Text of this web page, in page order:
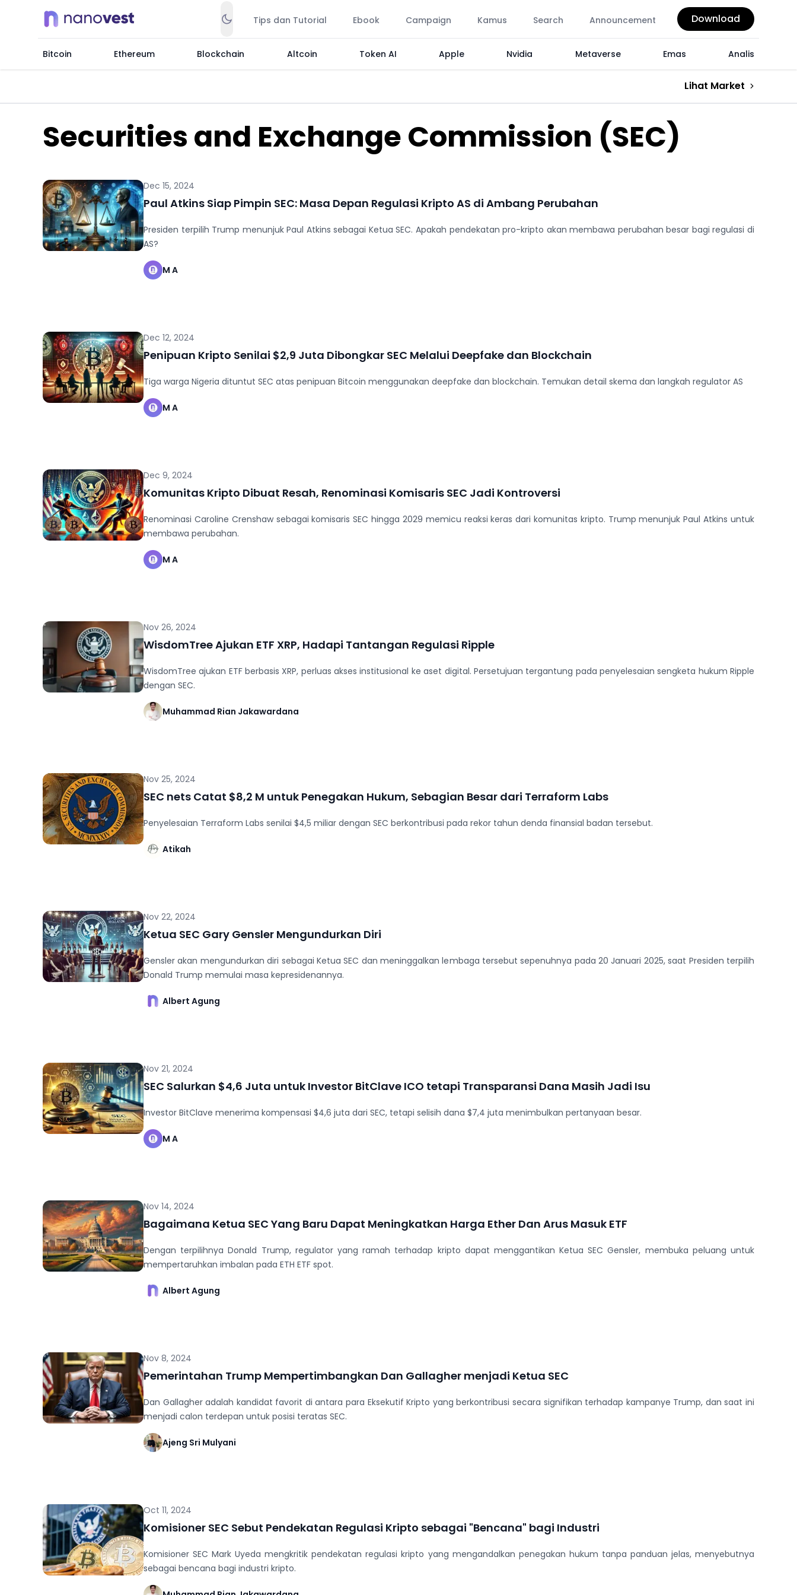
Tips dan Tutorial Ebook Campaign Kamus Search Announcement Download
Bitcoin Ethereum Blockchain Altcoin Token AI Apple Nvidia Metaverse Emas Analis
Lihat Market
Securities and Exchange Commission (SEC)
Dec 15, 2024
Paul Atkins Siap Pimpin SEC: Masa Depan Regulasi Kripto AS di Ambang Perubahan
Presiden terpilih Trump menunjuk Paul Atkins sebagai Ketua SEC. Apakah pendekatan pro-kripto akan membawa perubahan besar bagi regulasi di
AS?
M A
Dec 12, 2024
Penipuan Kripto Senilai $2,9 Juta Dibongkar SEC Melalui Deepfake dan Blockchain
Tiga warga Nigeria dituntut SEC atas penipuan Bitcoin menggunakan deepfake dan blockchain. Temukan detail skema dan langkah regulator AS
M A
Dec 9, 2024
Komunitas Kripto Dibuat Resah, Renominasi Komisaris SEC Jadi Kontroversi
Renominasi Caroline Crenshaw sebagai komisaris SEC hingga 2029 memicu reaksi keras dari komunitas kripto. Trump menunjuk Paul Atkins untuk
membawa perubahan.
M A
Nov 26, 2024
WisdomTree Ajukan ETF XRP, Hadapi Tantangan Regulasi Ripple
WisdomTree ajukan ETF berbasis XRP, perluas akses institusional ke aset digital. Persetujuan tergantung pada penyelesaian sengketa hukum Ripple
dengan SEC.
Muhammad Rian Jakawardana
Nov 25, 2024
SEC nets Catat $8,2 M untuk Penegakan Hukum, Sebagian Besar dari Terraform Labs
Penyelesaian Terraform Labs senilai $4,5 miliar dengan SEC berkontribusi pada rekor tahun denda finansial badan tersebut.
Atikah
Nov 22, 2024
Ketua SEC Gary Gensler Mengundurkan Diri
Gensler akan mengundurkan diri sebagai Ketua SEC dan meninggalkan lembaga tersebut sepenuhnya pada 20 Januari 2025, saat Presiden terpilih
Donald Trump memulai masa kepresidenannya.
Albert Agung
Nov 21, 2024
SEC Salurkan $4,6 Juta untuk Investor BitClave ICO tetapi Transparansi Dana Masih Jadi Isu
Investor BitClave menerima kompensasi $4,6 juta dari SEC, tetapi selisih dana $7,4 juta menimbulkan pertanyaan besar.
M A
Nov 14, 2024
Bagaimana Ketua SEC Yang Baru Dapat Meningkatkan Harga Ether Dan Arus Masuk ETF
Dengan terpilihnya Donald Trump, regulator yang ramah terhadap kripto dapat menggantikan Ketua SEC Gensler, membuka peluang untuk
mempertaruhkan imbalan pada ETH ETF spot.
Albert Agung
Nov 8, 2024
Pemerintahan Trump Mempertimbangkan Dan Gallagher menjadi Ketua SEC
Dan Gallagher adalah kandidat favorit di antara para Eksekutif Kripto yang berkontribusi secara signifikan terhadap kampanye Trump, dan saat ini
menjadi calon terdepan untuk posisi teratas SEC.
Ajeng Sri Mulyani
Oct 11, 2024
Komisioner SEC Sebut Pendekatan Regulasi Kripto sebagai "Bencana" bagi Industri
Komisioner SEC Mark Uyeda mengkritik pendekatan regulasi kripto yang mengandalkan penegakan hukum tanpa panduan jelas, menyebutnya
sebagai bencana bagi industri kripto.